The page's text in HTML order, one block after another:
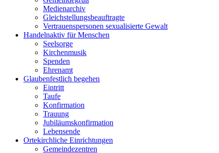
Medienarchiv
Gleichstellungs­beauftragte
Vertrauenspersonen sexualisierte Gewalt
Handelnaktiv für Menschen
Seelsorge
Kirchenmusik
Spenden
Ehrenamt
Glaubenfestlich begehen
Eintritt
Taufe
Konfirmation
Trauung
Jubiläumskonfirmation
Lebensende
Ortekirchliche Einrichtungen
Gemeindezentren